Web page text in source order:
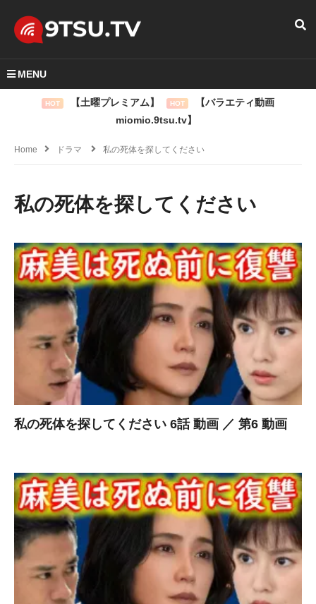
MENU
HOT 【土曜プレミアム】 HOT
【バラエティ動画
miomio.9tsu.tv】
Home ドラマ 私の死体を探してください
私の死体を探してください
私の死体を探してください 6話 動画 ／ 第6 動画